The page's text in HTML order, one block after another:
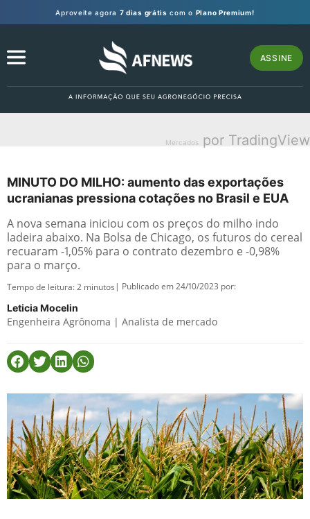
Aproveite agora 7 dias grátis com o Plano Premium!
ASSINE
Mercados por TradingView
MINUTO DO MILHO: aumento das exportações
ucranianas pressiona cotações no Brasil e EUA
A nova semana iniciou com os preços do milho indo
ladeira abaixo. Na Bolsa de Chicago, os futuros do cereal
recuaram -1,05% para o contrato dezembro e -0,98%
para o março.
Tempo de leitura:2 minutos | Publicado em 24/10/2023 por:
Leticia Mocelin
Engenheira Agrônoma | Analista de mercado